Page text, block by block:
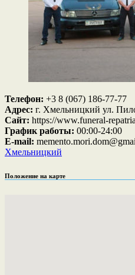
Телефон: +3 8 (067) 186-77-77
Адрес: г. Хмельницкий ул.
Сайт: https://www.funeral-
График работы: 00:00-24:00
E-mail:
Хмельницкий
Положение на карте